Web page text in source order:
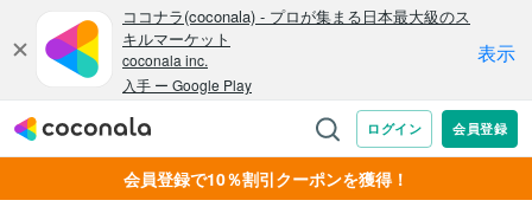
会員登録で10％割引クーポンを獲得！